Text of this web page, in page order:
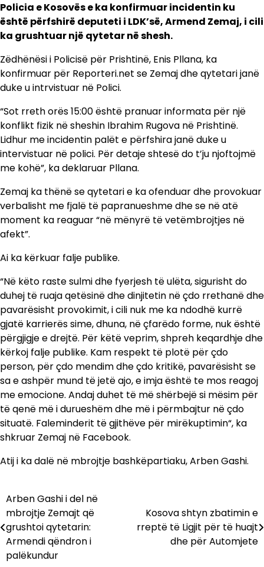
Policia e Kosovës e ka konfirmuar incidentin ku
është përfshirë deputeti i LDK’së, Armend Zemaj, i cili
ka grushtuar një qytetar në shesh.
Zëdhënësi i Policisë për Prishtinë, Enis Pllana, ka
konfirmuar për Reporteri.net se Zemaj dhe qytetari janë
duke u intrvistuar në Polici.
“Sot rreth orës 15:00 është pranuar informata për një
konflikt fizik në sheshin Ibrahim Rugova në Prishtinë.
Lidhur me incidentin palët e përfshira janë duke u
intervistuar në polici. Për detaje shtesë do t’ju njoftojmë
me kohë”, ka deklaruar Pllana.
Zemaj ka thënë se qytetari e ka ofenduar dhe provokuar
verbalisht me fjalë të papranueshme dhe se në atë
moment ka reaguar “në mënyrë të vetëmbrojtjes në
afekt”.
Ai ka kërkuar falje publike.
“Në këto raste sulmi dhe fyerjesh të ulëta, sigurisht do
duhej të ruaja qetësinë dhe dinjitetin në çdo rrethanë dhe
pavarësisht provokimit, i cili nuk me ka ndodhë kurrë
gjatë karrierës sime, dhuna, në çfarëdo forme, nuk është
përgjigje e drejtë. Për këtë veprim, shpreh keqardhje dhe
kërkoj falje publike. Kam respekt të plotë për çdo
person, për çdo mendim dhe çdo kritikë, pavarësisht se
sa e ashpër mund të jetë ajo, e imja është te mos reagoj
me emocione. Andaj duhet të më shërbejë si mësim për
të qenë më i durueshëm dhe më i përmbajtur në çdo
situatë. Faleminderit të gjithëve për mirëkuptimin“, ka
shkruar Zemaj në Facebook.
Atij i ka dalë në mbrojtje bashkëpartiaku, Arben Gashi.
Lëvizje
te
postimet
Arben Gashi i del në
mbrojtje Zemajt që
grushtoi qytetarin:
Armendi qëndron i
palëkundur
Kosova shtyn zbatimin e
rreptë të Ligjit për të huajt
dhe për Automjete